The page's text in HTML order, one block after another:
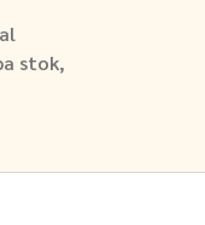
stok,